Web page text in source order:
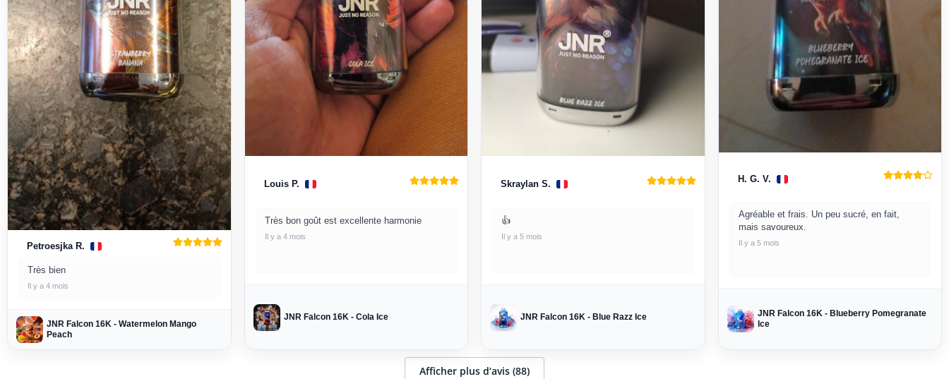
Petroesjka R.
Très bien
Il y a 4 mois
JNR Falcon 16K - Watermelon Mango
Peach
Louis P.
Très bon goût est excellente harmonie
Il y a 4 mois
JNR Falcon 16K - Cola Ice
Skraylan S.
👍
Il y a 5 mois
JNR Falcon 16K - Blue Razz Ice
H. G. V.
Agréable et frais. Un peu sucré, en fait,
mais savoureux.
Il y a 5 mois
JNR Falcon 16K - Blueberry Pomegranate
Ice
Afficher plus d‘avis (88)